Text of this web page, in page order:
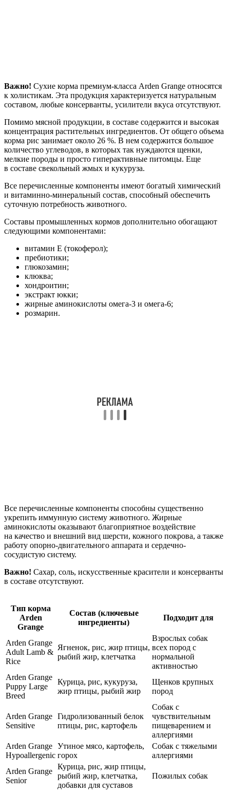
Важно! Сухие корма премиум-класса Arden Grange относятся
к холистикам. Эта продукция характеризуется натуральным
составом, любые консерванты, усилители вкуса отсутствуют.
Помимо мясной продукции, в составе содержится и высокая
концентрация растительных ингредиентов. От общего объема
корма рис занимает около 26 %. В нем содержится большое
количество углеводов, в которых так нуждаются щенки,
мелкие породы и просто гиперактивные питомцы. Еще
в составе свекольный жмых и кукуруза.
Все перечисленные компоненты имеют богатый химический
и витаминно-минеральный состав, способный обеспечить
суточную потребность животного.
Составы промышленных кормов дополнительно обогащают
следующими компонентами:
витамин Е (токоферол);
пребиотики;
глюкозамин;
клюква;
хондроитин;
экстракт юкки;
жирные аминокислоты омега-3 и омега-6;
розмарин.
Все перечисленные компоненты способны существенно
укрепить иммунную систему животного. Жирные
аминокислоты оказывают благоприятное воздействие
на качество и внешний вид шерсти, кожного покрова, а также
работу опорно-двигательного аппарата и сердечно-
сосудистую систему.
Важно! Сахар, соль, искусственные красители и консерванты
в составе отсутствуют.
Тип корма
Arden
Grange
Состав (ключевые
ингредиенты)
Подходит для
Arden Grange
Adult Lamb &
Rice
Ягненок, рис, жир птицы,
рыбий жир, клетчатка
Взрослых собак
всех пород с
нормальной
активностью
Arden Grange
Puppy Large
Breed
Курица, рис, кукуруза,
жир птицы, рыбий жир
Щенков крупных
пород
Arden Grange
Sensitive
Гидролизованный белок
птицы, рис, картофель
Собак с
чувствительным
пищеварением и
аллергиями
Arden Grange
Hypoallergenic
Утиное мясо, картофель,
горох
Собак с тяжелыми
аллергиями
Arden Grange
Senior
Курица, рис, жир птицы,
рыбий жир, клетчатка,
добавки для суставов
Пожилых собак